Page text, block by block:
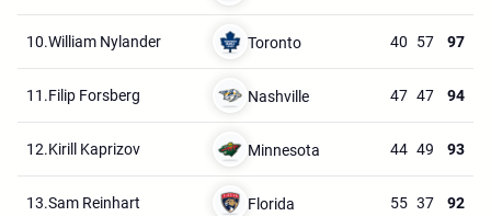
10.William Nylander Toronto 40 57 97
11.Filip Forsberg Nashville 47 47 94
12.Kirill Kaprizov Minnesota 44 49 93
13.Sam Reinhart Florida 55 37 92